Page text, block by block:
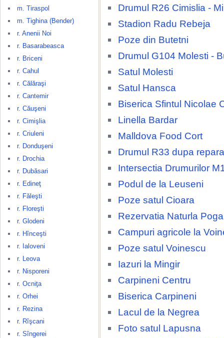
m. Tiraspol
m. Tighina (Bender)
r. Anenii Noi
r. Basarabeasca
r. Briceni
r. Cahul
r. Călăraşi
r. Cantemir
r. Căuşeni
r. Cimişlia
r. Criuleni
r. Donduşeni
r. Drochia
r. Dubăsari
r. Edineţ
r. Făleşti
r. Floreşti
r. Glodeni
r. Hînceşti
r. Ialoveni
r. Leova
r. Nisporeni
r. Ocniţa
r. Orhei
r. Rezina
r. Rîşcani
r. Sîngerei
Drumul R26 Cimislia -
Stadion Radu Rebeja
Poze din Butetni
Drumul G104 Molesti -
Satul Molesti
Satul Hansca
Biserica Sfintul Nicolae
Linella Bardar
Malldova Food Cort
Drumul R33 dupa
Intersectia Drumurilor
Podul de la Leuseni
Poze satul Cioara
Rezervatia Naturla
Campuri agricole la
Poze satul Voinescu
Iazuri la Mingir
Carpineni Centru
Biserica Carpineni
Lacul de la Negrea
Foto satul Lapusna